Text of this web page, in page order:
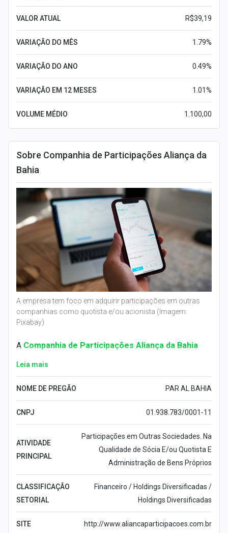
VALOR ATUAL R$39,19
VARIAÇÃO DO MÊS 1.79%
VARIAÇÃO DO ANO 0.49%
VARIAÇÃO EM 12 MESES 1.01%
VOLUME MÉDIO 1.100,00
Sobre Companhia de Participações Aliança da
Bahia
A empresa tem foco em adquirir participações em outras
companhias como quotista e/ou acionista (Imagem:
Pixabay)
A Companhia de Participações Aliança da Bahia
companhia tem sede em
A empresa tem foco em adquirir participações em
outras companhias como quotista e/ou acionista. Além
disso, a empresa trabalha com a administração de
A cotação vista nesta página (PEAB3) é conhecida
pelomercado financeirocomo uma ação ordinária.
Caso o investidor a possua, ele pode ter direito a voto
nas assembleias gerais e também receberá
proventos, como
dividendos ejuros sobre o capital
Leia mais
NOME DE PREGÃO PAR AL BAHIA
CNPJ 01.938.783/0001-11
ATIVIDADE
PRINCIPAL
Participações em Outras Sociedades. Na
Qualidade de Sócia E/ou Quotista E
Administração de Bens Próprios
CLASSIFICAÇÃO
SETORIAL
Financeiro / Holdings Diversificadas /
Holdings Diversificadas
SITE http://www.aliancaparticipacoes.com.br